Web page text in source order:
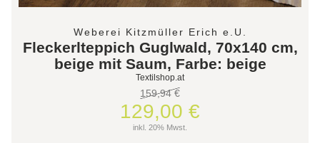
Weberei Kitzmüller Erich e.U.
Fleckerlteppich Guglwald, 70x140 cm,
beige mit Saum, Farbe: beige
Textilshop.at
159,94 €
129,00 €
inkl. 20% Mwst.